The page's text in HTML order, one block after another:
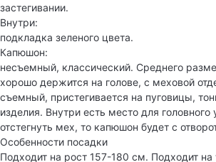
застегивании.
Внутри:
подкладка зеленого цвета.
Капюшон:
несъемный, классический. Среднего
хорошо держится на голове, с меховой
съемный, пристегивается на пуговицы,
изделия. Внутри есть место для головного
отстегнуть мех, то капюшон будет с
Особенности посадки
Подходит на рост 157-180 см. Подходит на